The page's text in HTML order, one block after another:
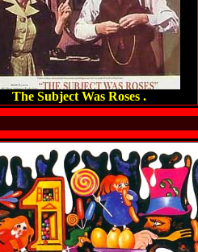
The Subject Was Roses .